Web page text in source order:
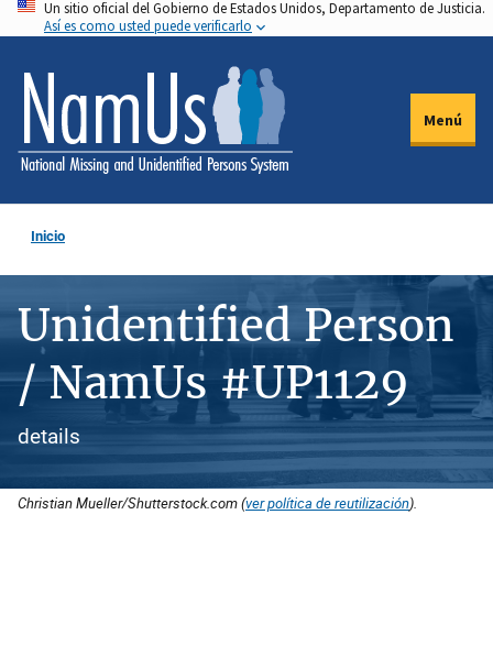
Pasar
al
contenido
principal
Un sitio oficial del Gobierno de Estados Unidos, Departamento de Justicia.
Así es como usted puede verificarlo
Menú
Inicio
Unidentified Person
/ NamUs #UP1129
details
Christian Mueller/Shutterstock.com (ver política de reutilización).